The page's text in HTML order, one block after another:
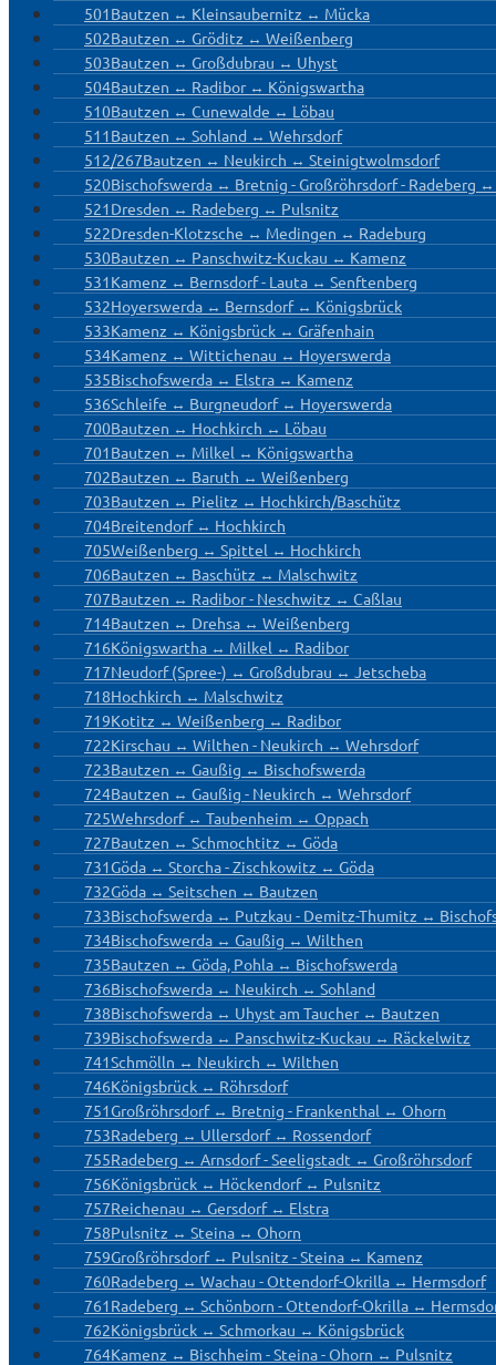
501Bautzen ↔ Kleinsaubernitz ↔ Mücka
502Bautzen ↔ Gröditz ↔ Weißenberg
503Bautzen ↔ Großdubrau ↔ Uhyst
504Bautzen ↔ Radibor ↔ Königswartha
510Bautzen ↔ Cunewalde ↔ Löbau
511Bautzen ↔ Sohland ↔ Wehrsdorf
512/267Bautzen ↔ Neukirch ↔ Steinigtwolmsdorf
520Bischofswerda ↔ Bretnig - Großröhrsdorf - Radeberg
521Dresden ↔ Radeberg ↔ Pulsnitz
522Dresden-Klotzsche ↔ Medingen ↔ Radeburg
530Bautzen ↔ Panschwitz-Kuckau ↔ Kamenz
531Kamenz ↔ Bernsdorf - Lauta ↔ Senftenberg
532Hoyerswerda ↔ Bernsdorf ↔ Königsbrück
533Kamenz ↔ Königsbrück ↔ Gräfenhain
534Kamenz ↔ Wittichenau ↔ Hoyerswerda
535Bischofswerda ↔ Elstra ↔ Kamenz
536Schleife ↔ Burgneudorf ↔ Hoyerswerda
700Bautzen ↔ Hochkirch ↔ Löbau
701Bautzen ↔ Milkel ↔ Königswartha
702Bautzen ↔ Baruth ↔ Weißenberg
703Bautzen ↔ Pielitz ↔ Hochkirch/Baschütz
704Breitendorf ↔ Hochkirch
705Weißenberg ↔ Spittel ↔ Hochkirch
706Bautzen ↔ Baschütz ↔ Malschwitz
707Bautzen ↔ Radibor - Neschwitz ↔ Caßlau
714Bautzen ↔ Drehsa ↔ Weißenberg
716Königswartha ↔ Milkel ↔ Radibor
717Neudorf (Spree-) ↔ Großdubrau ↔ Jetscheba
718Hochkirch ↔ Malschwitz
719Kotitz ↔ Weißenberg ↔ Radibor
722Kirschau ↔ Wilthen - Neukirch ↔ Wehrsdorf
723Bautzen ↔ Gaußig ↔ Bischofswerda
724Bautzen ↔ Gaußig - Neukirch ↔ Wehrsdorf
725Wehrsdorf ↔ Taubenheim ↔ Oppach
727Bautzen ↔ Schmochtitz ↔ Göda
731Göda ↔ Storcha - Zischkowitz ↔ Göda
732Göda ↔ Seitschen ↔ Bautzen
733Bischofswerda ↔ Putzkau - Demitz-Thumitz ↔
734Bischofswerda ↔ Gaußig ↔ Wilthen
735Bautzen ↔ Göda, Pohla ↔ Bischofswerda
736Bischofswerda ↔ Neukirch ↔ Sohland
738Bischofswerda ↔ Uhyst am Taucher ↔ Bautzen
739Bischofswerda ↔ Panschwitz-Kuckau ↔ Räckelwitz
741Schmölln ↔ Neukirch ↔ Wilthen
746Königsbrück ↔ Röhrsdorf
751Großröhrsdorf ↔ Bretnig - Frankenthal ↔ Ohorn
753Radeberg ↔ Ullersdorf ↔ Rossendorf
755Radeberg ↔ Arnsdorf - Seeligstadt ↔ Großröhrsdorf
756Königsbrück ↔ Höckendorf ↔ Pulsnitz
757Reichenau ↔ Gersdorf ↔ Elstra
758Pulsnitz ↔ Steina ↔ Ohorn
759Großröhrsdorf ↔ Pulsnitz - Steina ↔ Kamenz
760Radeberg ↔ Wachau - Ottendorf-Okrilla ↔ Hermsdorf
761Radeberg ↔ Schönborn - Ottendorf-Okrilla ↔
762Königsbrück ↔ Schmorkau ↔ Königsbrück
764Kamenz ↔ Bischheim - Steina - Ohorn ↔ Pulsnitz